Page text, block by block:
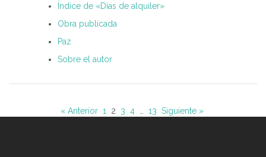
Índice de «Días de alquiler»
Obra publicada
Paz
Sobre el autor
« Anterior 1 2 3 4 13 Siguiente »